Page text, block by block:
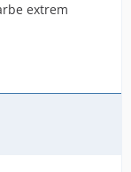
extrem